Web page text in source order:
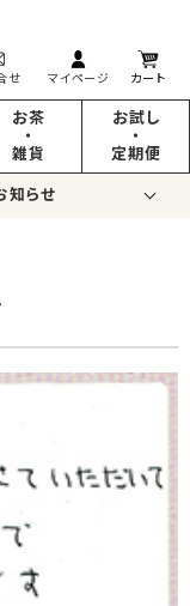
せ マイページ カート
お茶
・
雑貨
お試し
・
定期便
知らせ